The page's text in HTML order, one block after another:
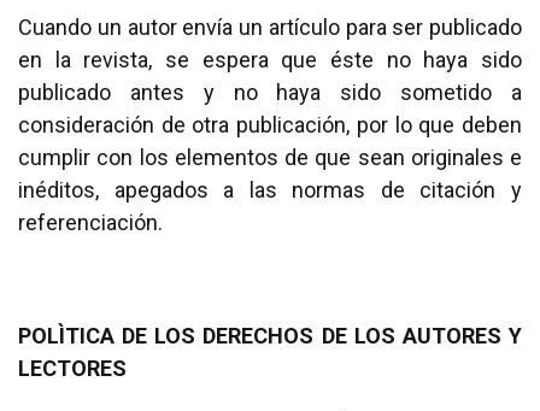
Cuando un autor envía un artículo para ser publicado
en la revista, se espera que éste no haya sido
publicado antes y no haya sido sometido a
consideración de otra publicación, por lo que deben
cumplir con los elementos de que sean originales e
inéditos, apegados a las normas de citación y
referenciación.
POLÌTICA DE LOS DERECHOS DE LOS AUTORES Y
LECTORES